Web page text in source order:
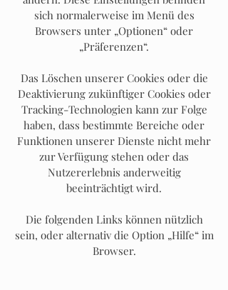
sich normalerweise im Menü des
Browsers unter „Optionen“ oder
„Präferenzen“.
Das Löschen unserer Cookies oder die
Deaktivierung zukünftiger Cookies oder
Tracking-Technologien kann zur Folge
haben, dass bestimmte Bereiche oder
Funktionen unserer Dienste nicht mehr
zur Verfügung stehen oder das
Nutzererlebnis anderweitig
beeinträchtigt wird.
Die folgenden Links können nützlich
sein, oder alternativ die Option „Hilfe“ im
Browser.